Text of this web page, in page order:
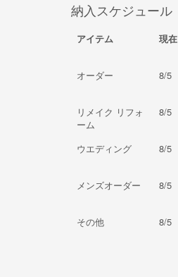
納入スケジュール
アイテム 現在
オーダー
8/5
リメイク リフォ
ーム
8/5
ウエディング
8/5
メンズオーダー
8/5
その他
8/5